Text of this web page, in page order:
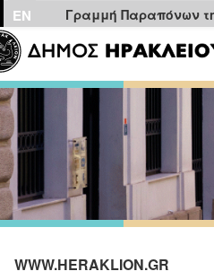
EN Γραμμή Παραπόνων
WWW.HERAKLION.GR